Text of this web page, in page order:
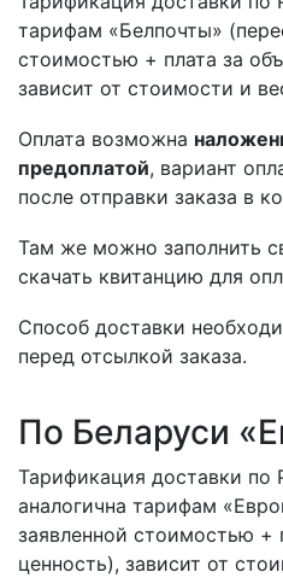
тарифам «Белпочты»
стоимостью + плата за
зависит от стоимости и
Оплата возможна
предоплатой, вариант
после отправки заказа в
Там же можно заполнить
скачать квитанцию для
Способ доставки
перед отсылкой заказа.
По Беларуси
Тарификация доставки по
аналогична тарифам
заявленной стоимостью +
ценность), зависит от